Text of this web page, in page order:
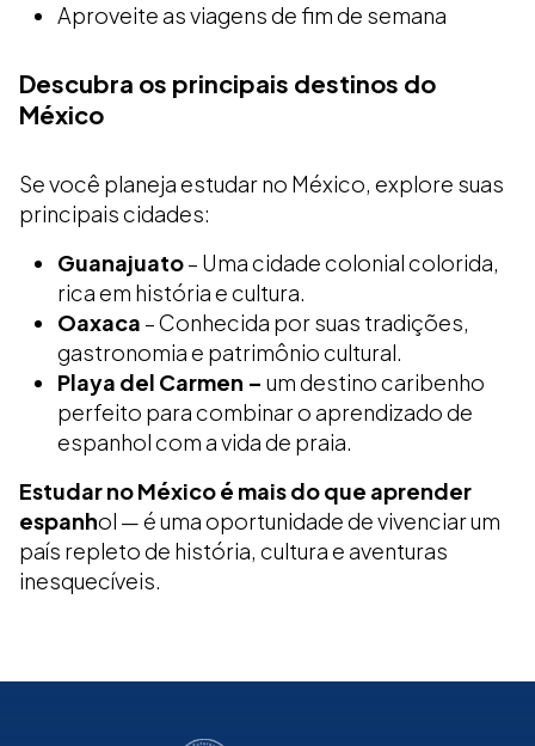
Aproveite as viagens de fim de semana
Descubra os principais destinos do
México
Se você planeja estudar no México, explore suas
principais cidades:
Guanajuato– Uma cidade colonial colorida,
rica em história e cultura.
Oaxaca – Conhecida por suas tradições,
gastronomia e patrimônio cultural.
Playa del Carmen – um destino caribenho
perfeito para combinar o aprendizado de
espanhol com a vida de praia.
Estudar no México é mais do que aprender
espanhol — é uma oportunidade de vivenciar um
país repleto de história, cultura e aventuras
inesquecíveis.